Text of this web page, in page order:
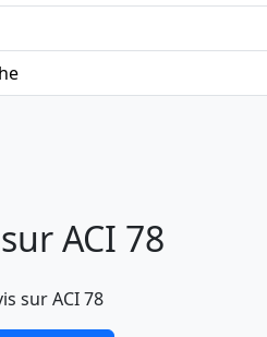
ACI 78
sur ACI 78